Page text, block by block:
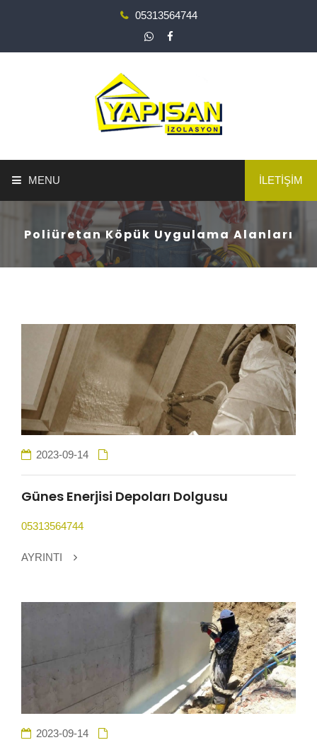
05313564744
MENU
ANA SAYFA
HİZMETLER
BÖLGELER
ADANA
OSMANİYE
İZOLASYON
İLETİŞİM
Poliüretan Köpük Uygulama Alanları
2023-09-14
Günes Enerjisi Depoları Dolgusu
05313564744
AYRINTI
2023-09-14